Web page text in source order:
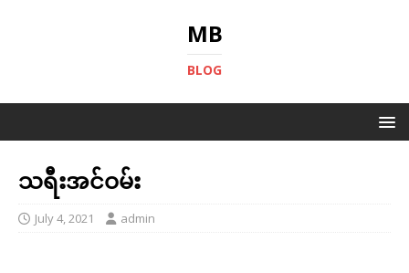
MB
BLOG
သရီးအင်ဝမ်း
July 4, 2021 admin